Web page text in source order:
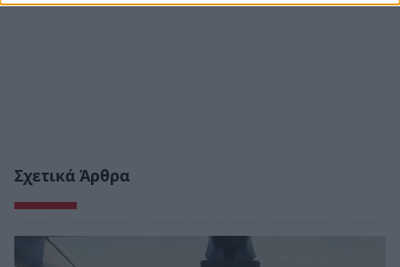
Σχετικά Άρθρα